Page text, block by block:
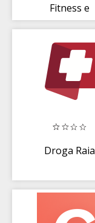
Fitness e
em Oferta
Droga Raia